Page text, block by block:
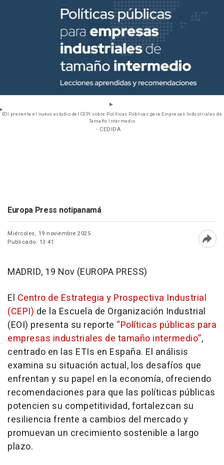
EOI presenta el nuevo estudio del CEPI sobre Políticas Públicas para Empresas Industriales de
Tamaño Intermedio
- CEDIDA
Europa Press notipanamá
Miércoles, 19 noviembre 2025
Publicado: 13:41
MADRID, 19 Nov (EUROPA PRESS)
El Centro de Estrategia y Prospectiva Industrial
(CEPI) de la Escuela de Organización Industrial
(EOI) presenta su reporte “Políticas públicas para
empresas industriales de tamaño intermedio”,
centrado en las ETIs en España. El análisis
examina su situación actual, los desafíos que
enfrentan y su papel en la economía, ofreciendo
recomendaciones para que las políticas públicas
potencien su competitividad, fortalezcan su
resiliencia frente a cambios del mercado y
promuevan un crecimiento sostenible a largo
plazo.